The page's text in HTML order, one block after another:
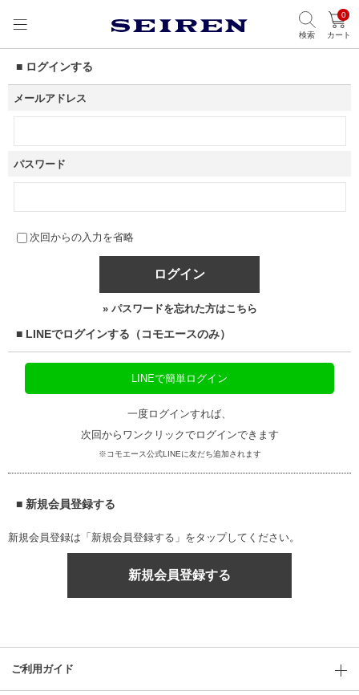
検索
0
カート
■ ログインする
メールアドレス
パスワード
次回からの入力を省略
ログイン
» パスワードを忘れた方はこちら
■ LINEでログインする（コモエースのみ）
LINEで簡単ログイン
一度ログインすれば、
次回からワンクリックでログインできます
※コモエース公式LINEに友だち追加されます
■ 新規会員登録する
新規会員登録は「新規会員登録する」をタップしてください。
新規会員登録する
ご利用ガイド